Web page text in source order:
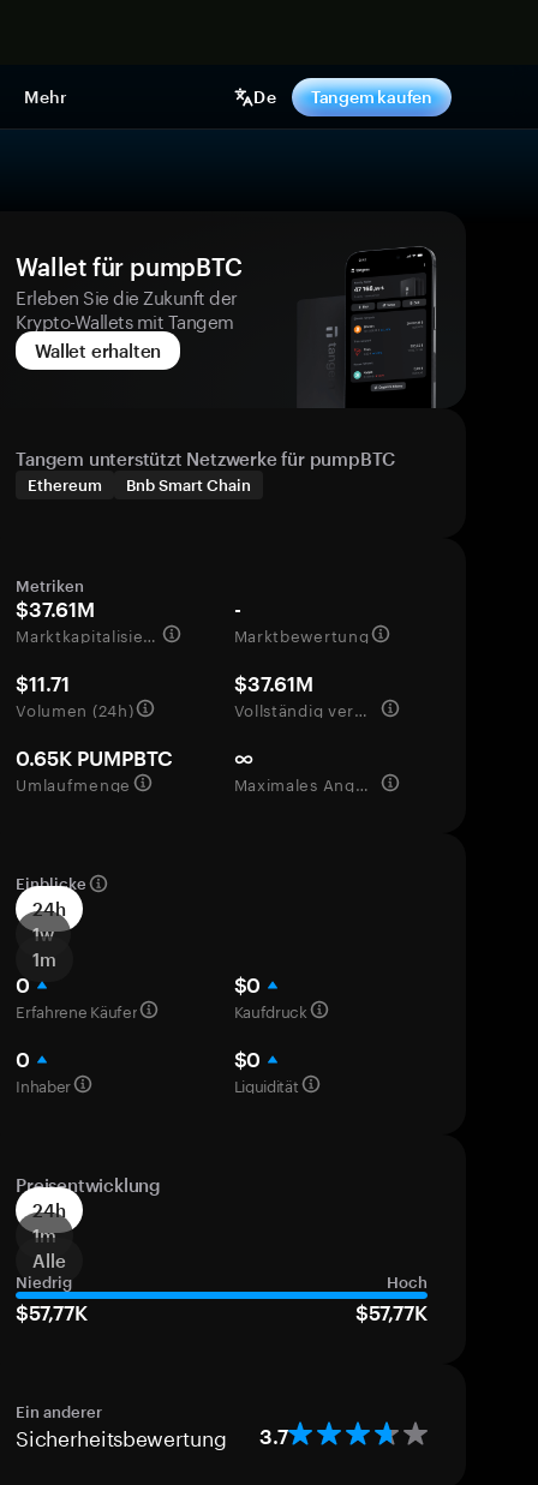
Mehr De Tangem kaufen
Wallet für pumpBTC
Erleben Sie die Zukunft der
Krypto-Wallets mit Tangem
Wallet erhalten
Tangem unterstützt Netzwerke für pumpBTC
Ethereum Bnb Smart Chain
Metriken
$37.61M
Marktkapitalisierung
-
Marktbewertung
$11.71
Volumen (24h)
$37.61M
Vollständig verwässerte Bewertung
0.65K PUMPBTC
Umlaufmenge
∞
Maximales Angebot
Einblicke
24h
1w
1m
0
Erfahrene Käufer
$0
Kaufdruck
0
Inhaber
$0
Liquidität
Preisentwicklung
24h
1m
Alle
Niedrig Hoch
$57,77K $57,77K
Ein anderer
Sicherheitsbewertung 3.7